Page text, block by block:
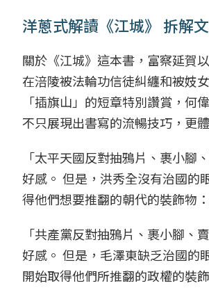
洋蔥式解讀《江城》 拆解
關於《江城》這本書，富察延賀
在涪陵被法輪功信徒糾纏和被妓
「插旗山」的短章特別讚賞，何
不只展現出書寫的流暢技巧，更
「太平天國反對抽鴉片、裹小
好感。 但是，洪秀全沒有治國的
得他們想要推翻的朝代的裝飾物
「共產黨反對抽鴉片、裹小腳
好感。 但是，毛澤東缺乏治國的
開始取得他們所推翻的政權的裝